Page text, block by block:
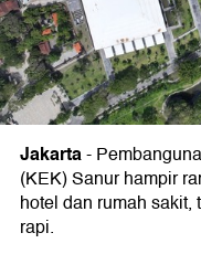
Jakarta-
(KEK) Sanur hampir
hotel dan rumah
rapi.